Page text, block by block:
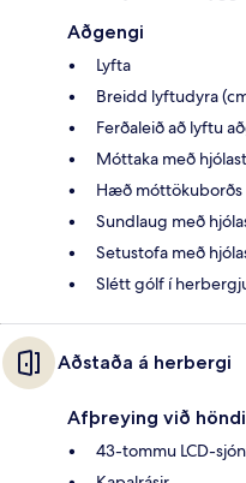
Aðgengi
Lyfta
Breidd lyftudyra
Ferðaleið að lyftu
Móttaka með
Hæð móttökuborðs
Sundlaug með
Setustofa með
Slétt gólf í
Aðstaða á herbergi
Afþreying við
43-tommu LCD-